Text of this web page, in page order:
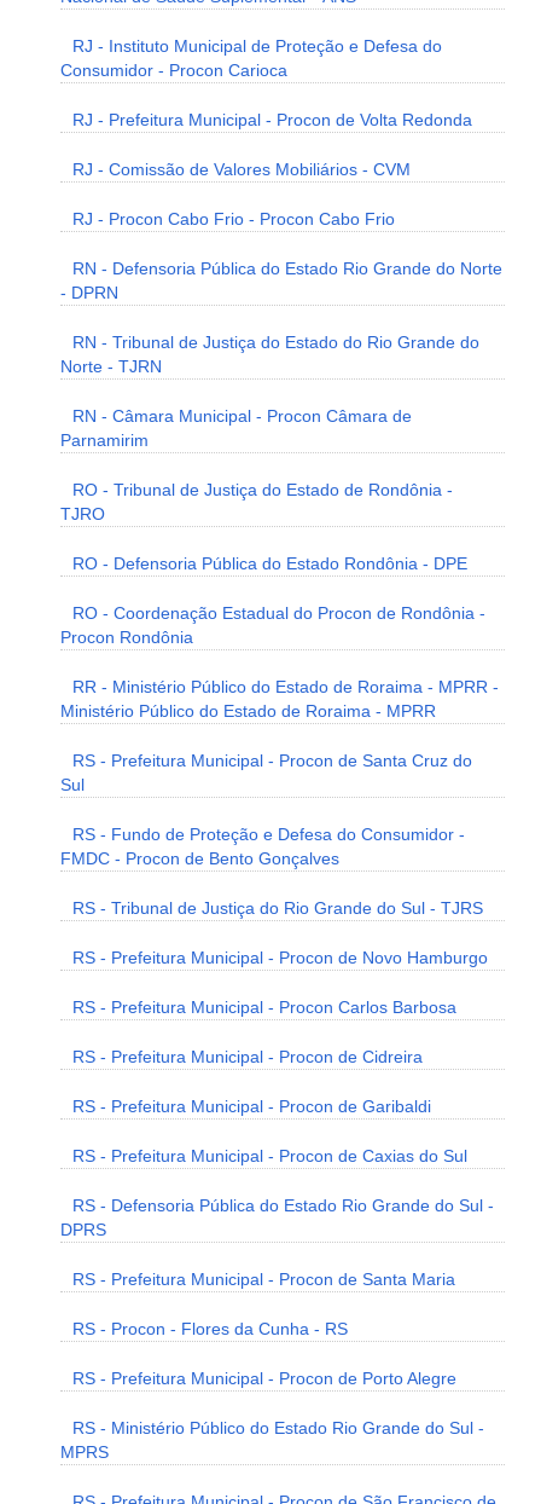
RJ - Instituto Municipal de Proteção e Defesa do
Consumidor - Procon Carioca
RJ - Prefeitura Municipal - Procon de Volta Redonda
RJ - Comissão de Valores Mobiliários - CVM
RJ - Procon Cabo Frio - Procon Cabo Frio
RN - Defensoria Pública do Estado Rio Grande do Norte
- DPRN
RN - Tribunal de Justiça do Estado do Rio Grande do
Norte - TJRN
RN - Câmara Municipal - Procon Câmara de
Parnamirim
RO - Tribunal de Justiça do Estado de Rondônia -
TJRO
RO - Defensoria Pública do Estado Rondônia - DPE
RO - Coordenação Estadual do Procon de Rondônia -
Procon Rondônia
RR - Ministério Público do Estado de Roraima - MPRR -
Ministério Público do Estado de Roraima - MPRR
RS - Prefeitura Municipal - Procon de Santa Cruz do
Sul
RS - Fundo de Proteção e Defesa do Consumidor -
FMDC - Procon de Bento Gonçalves
RS - Tribunal de Justiça do Rio Grande do Sul - TJRS
RS - Prefeitura Municipal - Procon de Novo Hamburgo
RS - Prefeitura Municipal - Procon Carlos Barbosa
RS - Prefeitura Municipal - Procon de Cidreira
RS - Prefeitura Municipal - Procon de Garibaldi
RS - Prefeitura Municipal - Procon de Caxias do Sul
RS - Defensoria Pública do Estado Rio Grande do Sul -
DPRS
RS - Prefeitura Municipal - Procon de Santa Maria
RS - Procon - Flores da Cunha - RS
RS - Prefeitura Municipal - Procon de Porto Alegre
RS - Ministério Público do Estado Rio Grande do Sul -
MPRS